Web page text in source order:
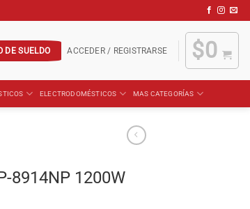
DE SUELDO ACCEDER / REGISTRARSE $0
ELECTRODOMÉSTICOS MAS CATEGORÍAS
8914NP 1200W